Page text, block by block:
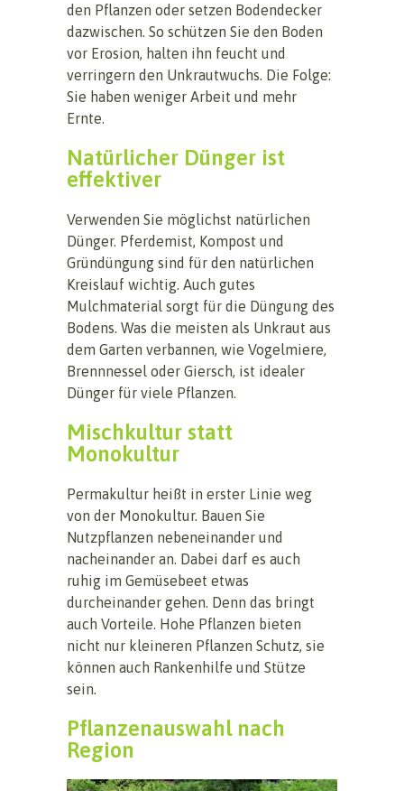
den Pflanzen oder setzen Bodendecker
dazwischen. So schützen Sie den Boden
vor Erosion, halten ihn feucht und
verringern den Unkrautwuchs. Die Folge:
Sie haben weniger Arbeit und mehr
Ernte.
Natürlicher Dünger ist
effektiver
Verwenden Sie möglichst natürlichen
Dünger. Pferdemist, Kompost und
Gründüngung sind für den natürlichen
Kreislauf wichtig. Auch gutes
Mulchmaterial sorgt für die Düngung des
Bodens. Was die meisten als Unkraut aus
dem Garten verbannen, wie Vogelmiere,
Brennnessel oder Giersch, ist idealer
Dünger für viele Pflanzen.
Mischkultur statt
Monokultur
Permakultur heißt in erster Linie weg
von der Monokultur. Bauen Sie
Nutzpflanzen nebeneinander und
nacheinander an. Dabei darf es auch
ruhig im Gemüsebeet etwas
durcheinander gehen. Denn das bringt
auch Vorteile. Hohe Pflanzen bieten
nicht nur kleineren Pflanzen Schutz, sie
können auch Rankenhilfe und Stütze
sein.
Pflanzenauswahl nach
Region